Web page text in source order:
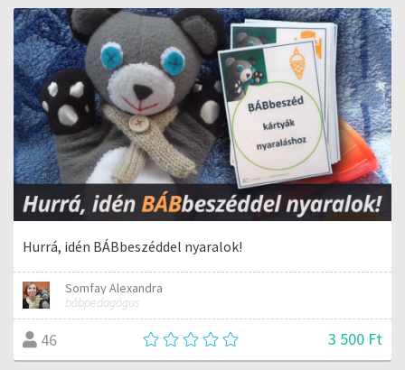
Hurrá, idén BÁBbeszéddel nyaralok!
Somfay Alexandra
bábpedagógus
46 3 500 Ft